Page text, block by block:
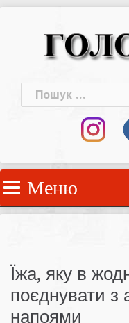
Пошук:
Меню
Їжа, яку в
поєднувати з
напоями